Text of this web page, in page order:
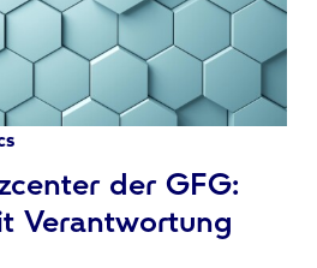
der GFG:
Verantwortung